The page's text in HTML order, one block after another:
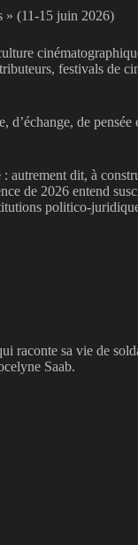
» (11-15 juin 2026)
festivals de
de pensée
autrement dit, à
de 2026 entend
politico-
raconte sa vie de
Saab.